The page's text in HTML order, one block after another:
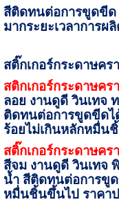
สีติดทนต่อการขูดขีด
มากระยะเวลาการผ
สติ๊กเกอร์กระดาษคร
สติกเกอร์กระดาษคร
ลอย งานดูดี วินเทจ
ติดทนต่อการขูดขีดไ
ร้อยไม่เกินหลักหมื่น
สติ๊กเกอร์กระดาษค
สีจม งานดูดี วินเทจ
น้ำ สีติดทนต่อการขู
หมื่นชิ้นขึ้นไป ราคา